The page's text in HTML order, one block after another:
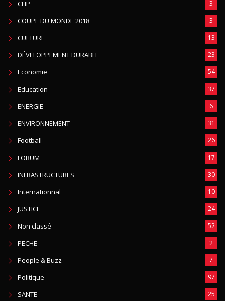
CLIP 3
COUPE DU MONDE 2018 3
CULTURE 13
DÉVELOPPEMENT DURABLE 23
Economie 54
Education 37
ENERGIE 6
ENVIRONNEMENT 31
Football 26
FORUM 17
INFRASTRUCTURES 30
Internationnal 10
JUSTICE 24
Non classé 52
PECHE 2
People & Buzz 7
Politique 97
SANTE 25